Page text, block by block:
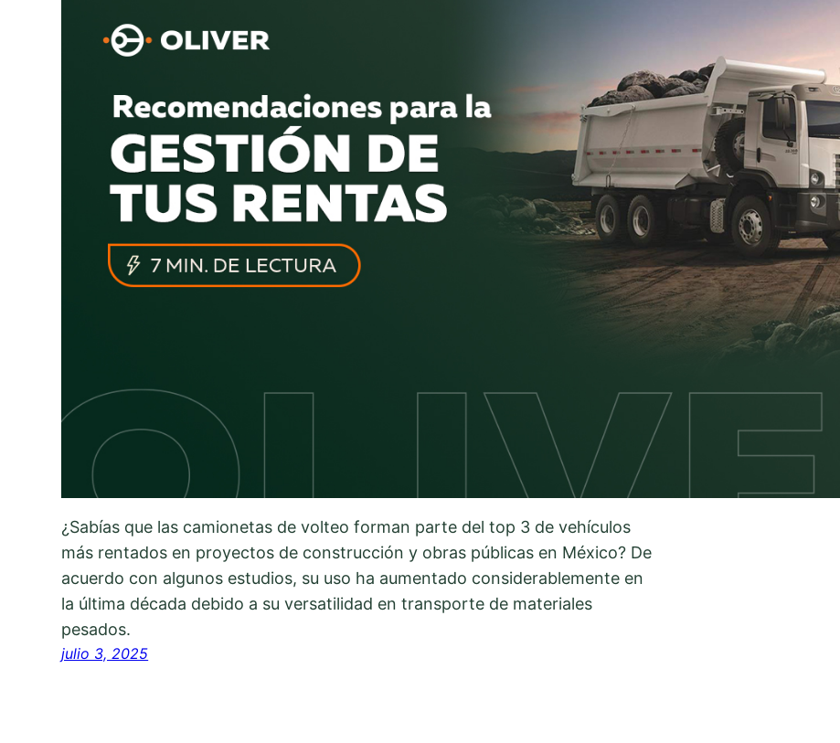
¿Sabías que las camionetas de volteo forman parte del top 3 de vehículos
más rentados en proyectos de construcción y obras públicas en México? De
acuerdo con algunos estudios, su uso ha aumentado considerablemente en
la última década debido a su versatilidad en transporte de materiales
pesados.
julio 3, 2025